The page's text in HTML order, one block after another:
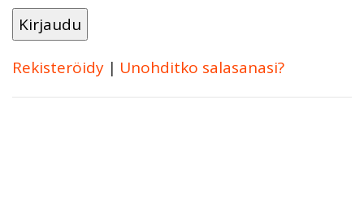
Rekisteröidy | Unohditko salasanasi?